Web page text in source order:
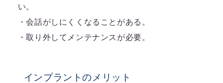
い。
・会話がしにくくなることがある。
・取り外してメンテナンスが必要。
インプラントのメリット